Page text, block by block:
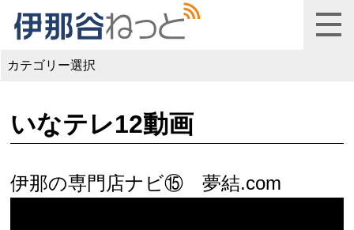
カテゴリー選択
いなテレ12動画
伊那の専門店ナビ⑮ 夢結.com